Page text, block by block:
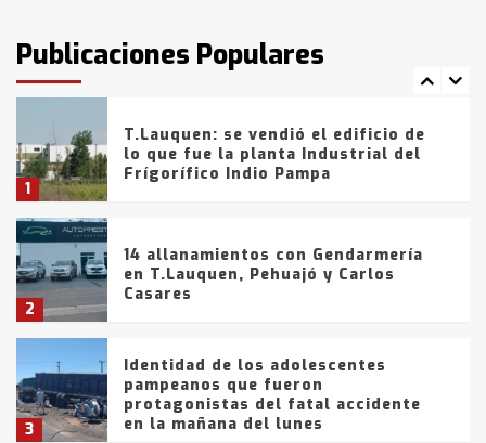
Publicaciones Populares
fueron detenidos por
comercialización de drogas en la
tarde del sábado
1
T.Lauquen: se vendió el edificio de
lo que fue la planta Industrial del
Frígorífico Indio Pampa
2
14 allanamientos con Gendarmería
en T.Lauquen, Pehuajó y Carlos
Casares
3
Identidad de los adolescentes
pampeanos que fueron
protagonistas del fatal accidente
en la mañana del lunes